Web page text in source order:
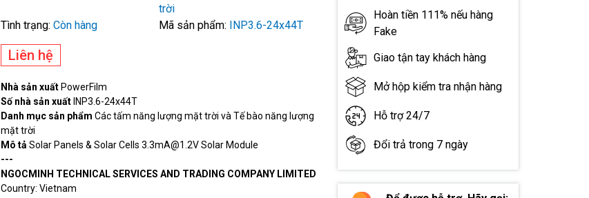
trời
Tình trạng: Còn hàng Mã sản phẩm: INP3.6-24x44T
Liên hệ
Nhà sản xuất PowerFilm
Số nhà sản xuất INP3.6-24x44T
Danh mục sản phẩm Các tấm năng lượng mặt trời và Tế bào năng lượng
mặt trời
Mô tả Solar Panels & Solar Cells 3.3mA@1.2V Solar Module
---
NGOCMINH TECHNICAL SERVICES AND TRADING COMPANY LIMITED
Country: Vietnam
Hoàn tiền 111% nếu hàng
Fake
Giao tận tay khách hàng
Mở hộp kiểm tra nhận hàng
Hỗ trợ 24/7
Đổi trả trong 7 ngày